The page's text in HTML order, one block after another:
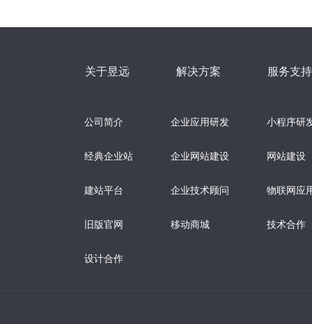
关于昱远
公司简介
经典企业站
建站平台
旧版官网
设计合作
解决方案
企业应用研发
企业网站建设
企业技术顾问
移动商城
服务支持
小程序研
网站建设
物联网应
技术合作